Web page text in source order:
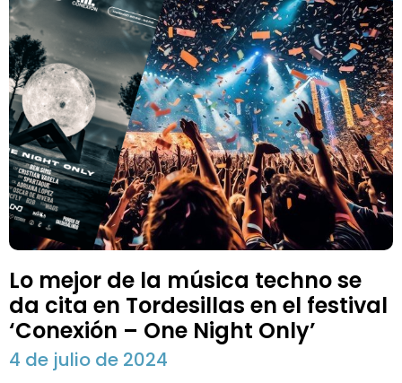
Lo mejor de la música techno se
da cita en Tordesillas en el festival
‘Conexión – One Night Only’
4 de julio de 2024